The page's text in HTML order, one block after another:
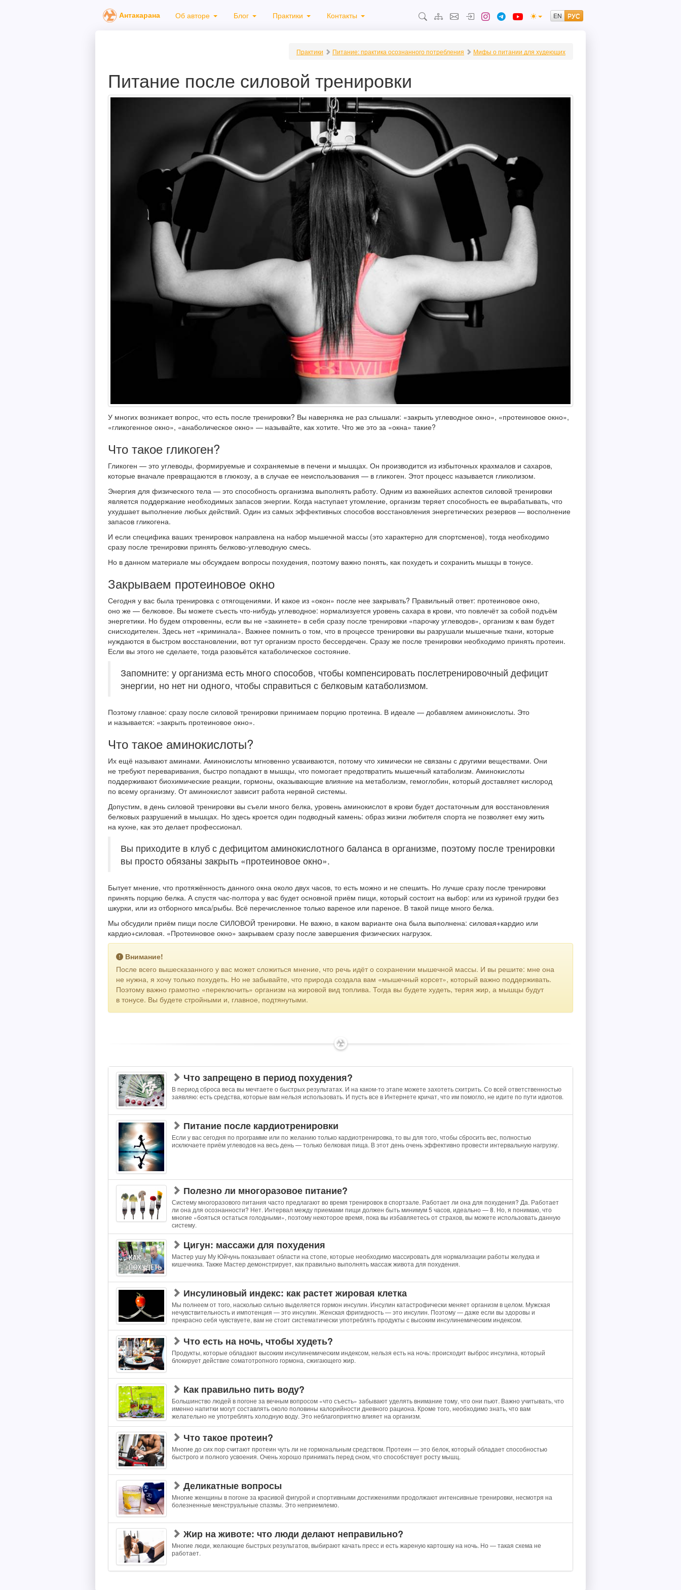
Антакарана Об авторе Блог Практики Контакты
Практики Питание: практика осознанного потребления Мифы о питании для худеющих
Питание после силовой тренировки
У многих возникает вопрос, что есть после тренировки? Вы наверняка не раз слышали: «закрыть углеводное окно», «протеиновое окно»,
«гликогенное окно», «анаболическое окно» — называйте, как хотите. Что же это за «окна» такие?
Что такое гликоген?
Гликоген — это углеводы, формируемые и сохраняемые в печени и мышцах. Он производится из избыточных крахмалов и сахаров,
которые вначале превращаются в глюкозу, а в случае ее неиспользования — в гликоген. Этот процесс называется гликолизом.
Энергия для физического тела — это способность организма выполнять работу. Одним из важнейших аспектов силовой тренировки
является поддержание необходимых запасов энергии. Когда наступает утомление, организм теряет способность ее вырабатывать, что
ухудшает выполнение любых действий. Один из самых эффективных способов восстановления энергетических резервов — восполнение
запасов гликогена.
И если специфика ваших тренировок направлена на набор мышечной массы (это характерно для спортсменов), тогда необходимо
сразу после тренировки принять белково-углеводную смесь.
Но в данном материале мы обсуждаем вопросы похудения, поэтому важно понять, как похудеть и сохранить мышцы в тонусе.
Закрываем протеиновое окно
Сегодня у вас была тренировка с отягощениями. И какое из «окон» после нее закрывать? Правильный ответ: протеиновое окно,
оно же — белковое. Вы можете съесть что-нибудь углеводное: нормализуется уровень сахара в крови, что повлечёт за собой подъём
энергетики. Но будем откровенны, если вы не «закинете» в себя сразу после тренировки «парочку углеводов», организм к вам будет
снисходителен. Здесь нет «криминала». Важнее помнить о том, что в процессе тренировки вы разрушали мышечные ткани, которые
нуждаются в быстром восстановлении, вот тут организм просто бессердечен. Сразу же после тренировки необходимо принять протеин.
Если вы этого не сделаете, тогда разовьётся катаболическое состояние.
Запомните: у организма есть много способов, чтобы компенсировать послетренировочный дефицит
энергии, но нет ни одного, чтобы справиться с белковым катаболизмом.
Поэтому главное: сразу после силовой тренировки принимаем порцию протеина. В идеале — добавляем аминокислоты. Это
и называется: «закрыть протеиновое окно».
Что такое аминокислоты?
Их ещё называют аминами. Аминокислоты мгновенно усваиваются, потому что химически не связаны с другими веществами. Они
не требуют переваривания, быстро попадают в мышцы, что помогает предотвратить мышечный катаболизм. Аминокислоты
поддерживают биохимические реакции, гормоны, оказывающие влияние на метаболизм, гемоглобин, который доставляет кислород
по всему организму. От аминокислот зависит работа нервной системы.
Допустим, в день силовой тренировки вы съели много белка, уровень аминокислот в крови будет достаточным для восстановления
белковых разрушений в мышцах. Но здесь кроется один подводный камень: образ жизни любителя спорта не позволяет ему жить
на кухне, как это делает профессионал.
Вы приходите в клуб с дефицитом аминокислотного баланса в организме, поэтому после тренировки
вы просто обязаны закрыть «протеиновое окно».
Бытует мнение, что протяжённость данного окна около двух часов, то есть можно и не спешить. Но лучше сразу после тренировки
принять порцию белка. А спустя час-полтора у вас будет основной приём пищи, который состоит на выбор: или из куриной грудки без
шкурки, или из отборного мяса/рыбы. Всё перечисленное только вареное или пареное. В такой пище много белка.
Мы обсудили приём пищи после СИЛОВОЙ тренировки. Не важно, в каком варианте она была выполнена: силовая+кардио или
кардио+силовая. «Протеиновое окно» закрываем сразу после завершения физических нагрузок.
Внимание!
После всего вышесказанного у вас может сложиться мнение, что речь идёт о сохранении мышечной массы. И вы решите: мне она
не нужна, я хочу только похудеть. Но не забывайте, что природа создала вам «мышечный корсет», который важно поддерживать.
Поэтому важно грамотно «переключить» организм на жировой вид топлива. Тогда вы будете худеть, теряя жир, а мышцы будут
в тонусе. Вы будете стройными и, главное, подтянутыми.
✶
Что запрещено в период похудения?
В период сброса веса вы мечтаете о быстрых результатах. И на каком-то этапе можете захотеть схитрить. Со всей ответственностью
заявляю: есть средства, которые вам нельзя использовать. И пусть все в Интернете кричат, что им помогло, не идите по пути идиотов.
Питание после кардиотренировки
Если у вас сегодня по программе или по желанию только кардиотренировка, то вы для того, чтобы сбросить вес, полностью
исключаете приём углеводов на весь день — только белковая пища. В этот день очень эффективно провести интервальную нагрузку.
Полезно ли многоразовое питание?
Систему многоразового питания часто предлагают во время тренировок в спортзале. Работает ли она для похудения? Да. Работает
ли она для осознанности? Нет. Интервал между приемами пищи должен быть минимум 5 часов, идеально — 8. Но, я понимаю, что
многие «бояться остаться голодными», поэтому некоторое время, пока вы избавляетесь от страхов, вы можете использовать данную
систему.
Цигун: массажи для похудения
Мастер ушу Му Юйчунь показывает области на стопе, которые необходимо массировать для нормализации работы желудка и
кишечника. Также Мастер демонстрирует, как правильно выполнять массаж живота для похудения.
Инсулиновый индекс: как растет жировая клетка
Мы полнеем от того, насколько сильно выделяется гормон инсулин. Инсулин катастрофически меняет организм в целом. Мужская
нечувствительность и импотенция — это инсулин. Женская фригидность — это инсулин. Поэтому — даже если вы здоровы и
прекрасно себя чувствуете, вам не стоит систематически употреблять продукты с высоким инсулинемическим индексом.
Что есть на ночь, чтобы худеть?
Продукты, которые обладают высоким инсулинемическим индексом, нельзя есть на ночь: происходит выброс инсулина, который
блокирует действие соматотропного гормона, сжигающего жир.
Как правильно пить воду?
Большинство людей в погоне за вечным вопросом «что съесть» забывают уделять внимание тому, что они пьют. Важно учитывать, что
именно напитки могут составлять около половины калорийности дневного рациона. Кроме того, необходимо знать, что вам
желательно не употреблять холодную воду. Это неблагоприятно влияет на организм.
Что такое протеин?
Многие до сих пор считают протеин чуть ли не гормональным средством. Протеин — это белок, который обладает способностью
быстрого и полного усвоения. Очень хорошо принимать перед сном, что способствует росту мышц.
Деликатные вопросы
Многие женщины в погоне за красивой фигурой и спортивными достижениями продолжают интенсивные тренировки, несмотря на
болезненные менструальные спазмы. Это неприемлемо.
Жир на животе: что люди делают неправильно?
Многие люди, желающие быстрых результатов, выбирают качать пресс и есть жареную картошку на ночь. Но — такая схема не
работает.